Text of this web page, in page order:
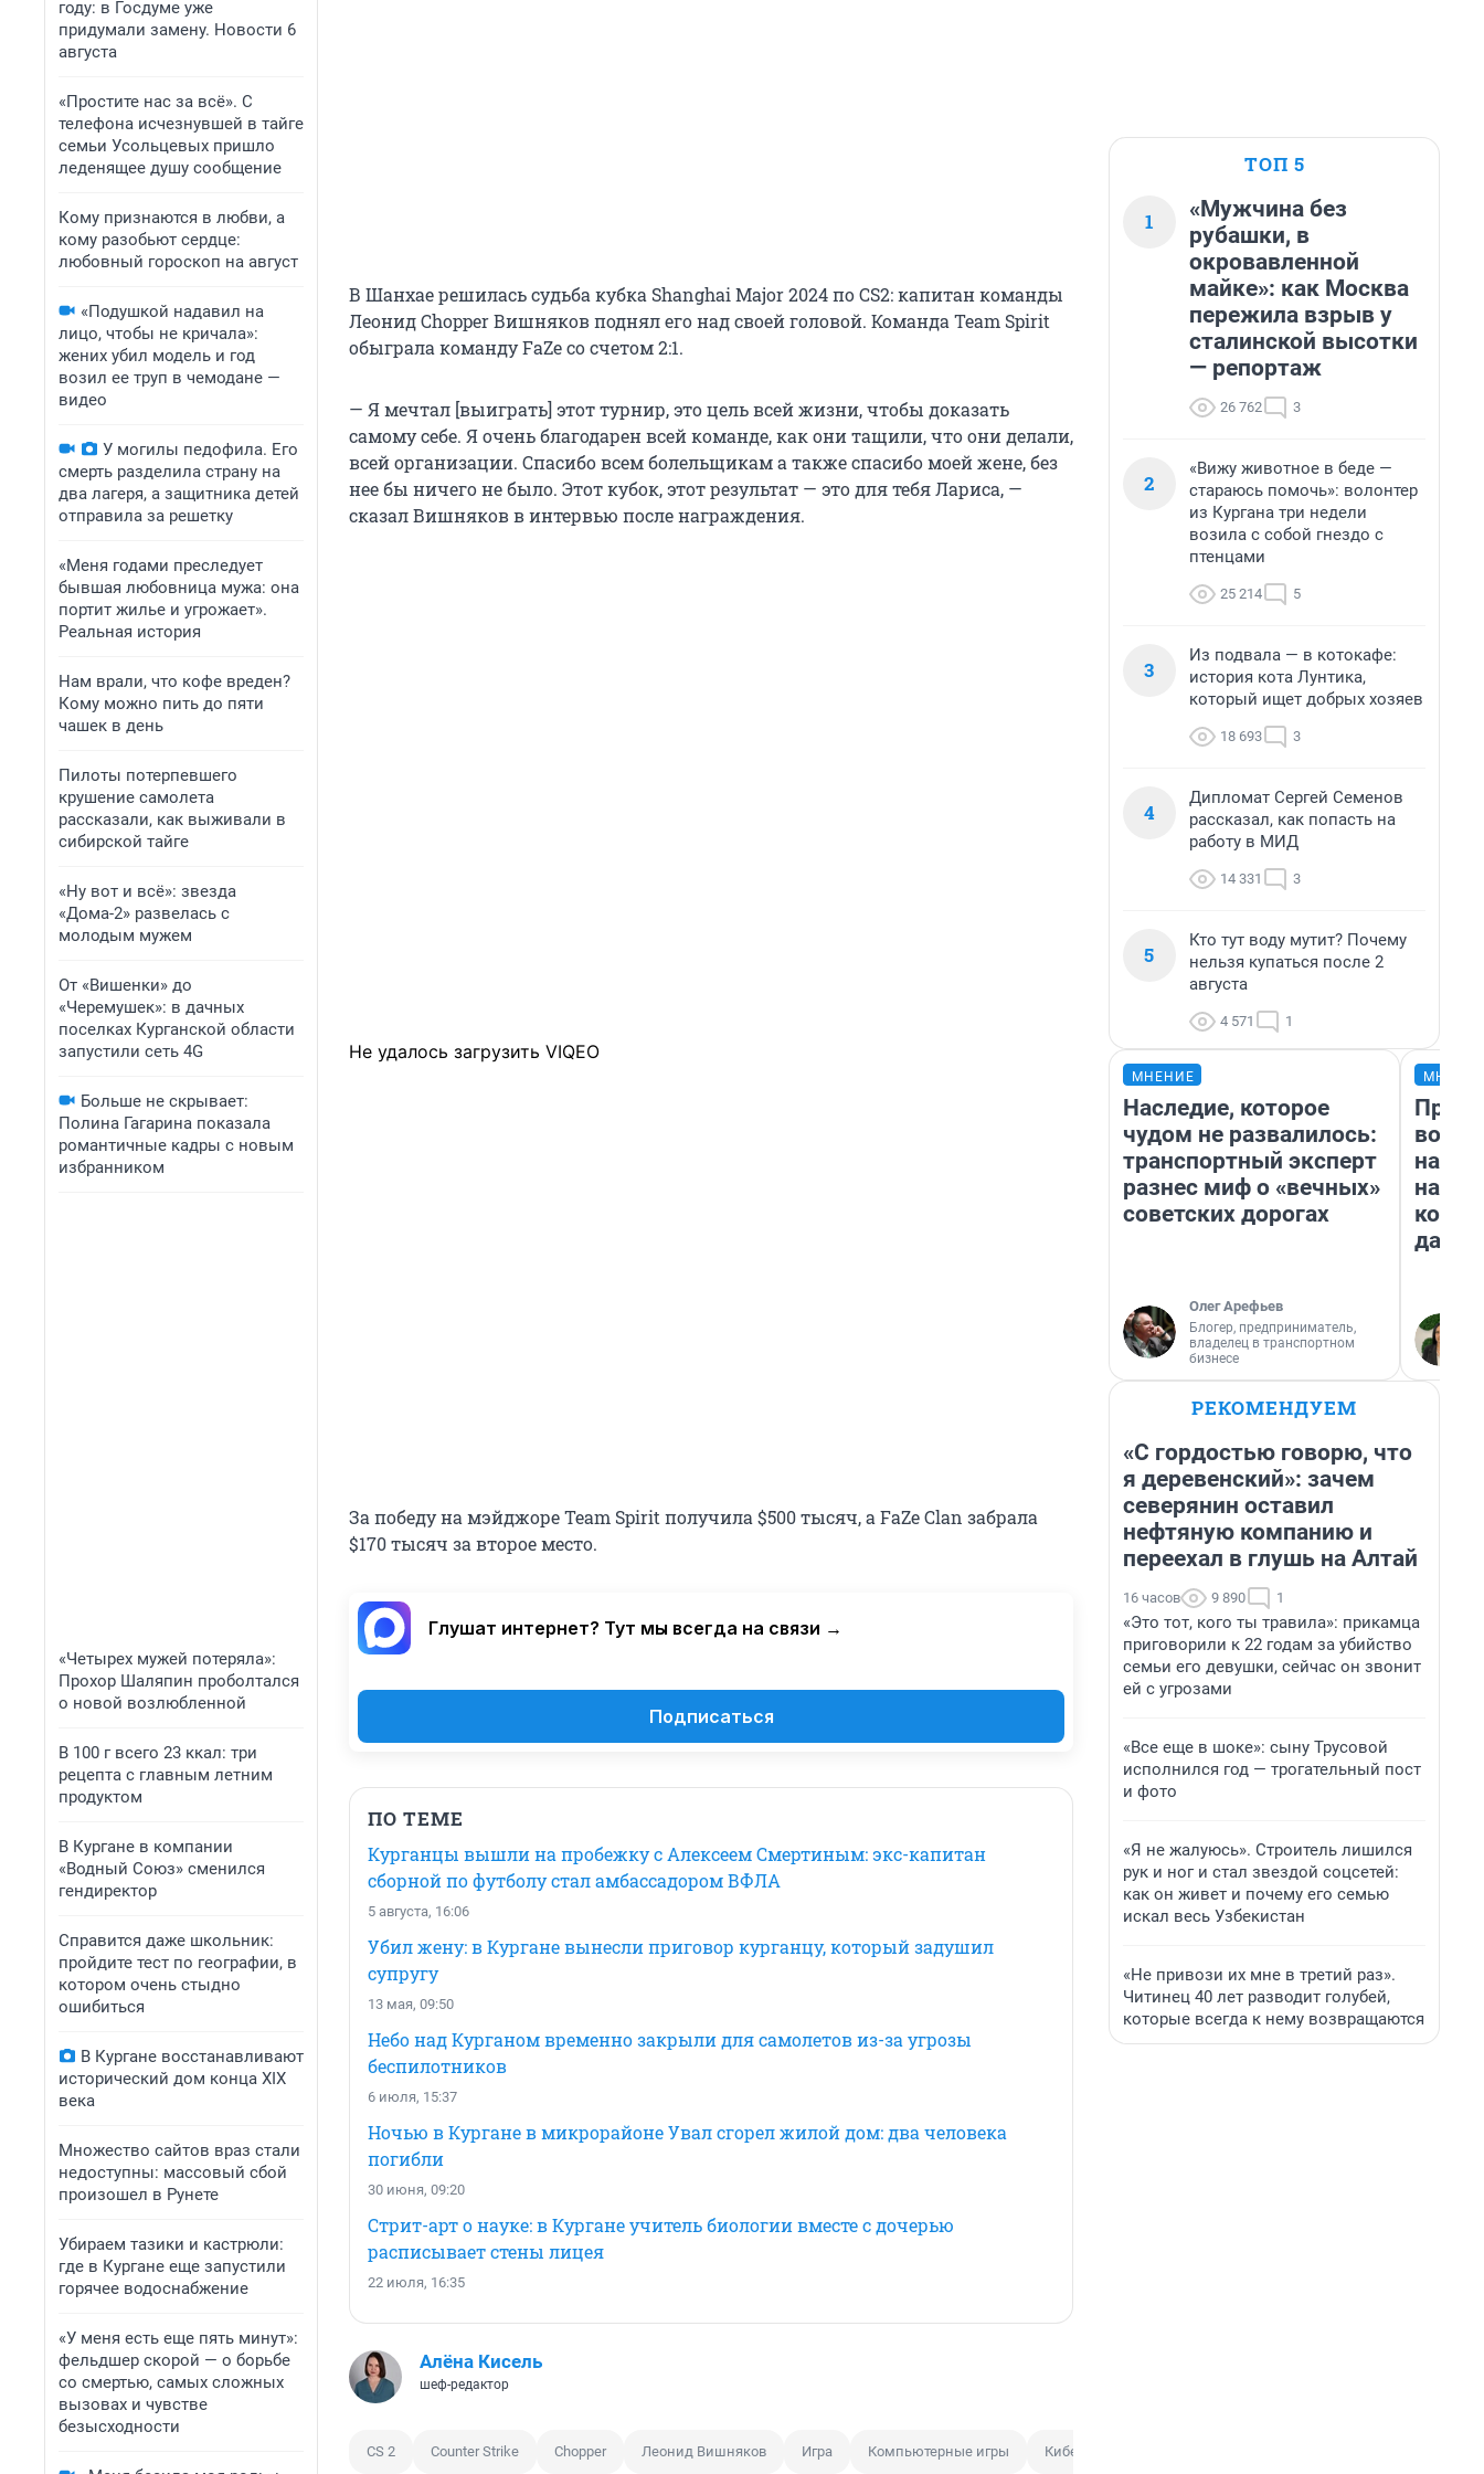
году: в Госдуме уже
придумали замену. Новости 6
августа
«Простите нас за всё». С
телефона исчезнувшей в тайге
семьи Усольцевых пришло
леденящее душу сообщение
Кому признаются в любви, а
кому разобьют сердце:
любовный гороскоп на август
«Подушкой надавил на
лицо, чтобы не кричала»:
жених убил модель и год
возил ее труп в чемодане —
видео
У могилы педофила. Его
смерть разделила страну на
два лагеря, а защитника детей
отправила за решетку
«Меня годами преследует
бывшая любовница мужа: она
портит жилье и угрожает».
Реальная история
Нам врали, что кофе вреден?
Кому можно пить до пяти
чашек в день
Пилоты потерпевшего
крушение самолета
рассказали, как выживали в
сибирской тайге
«Ну вот и всё»: звезда
«Дома-2» развелась с
молодым мужем
От «Вишенки» до
«Черемушек»: в дачных
поселках Курганской области
запустили сеть 4G
Больше не скрывает:
Полина Гагарина показала
романтичные кадры с новым
избранником
«Четырех мужей потеряла»:
Прохор Шаляпин проболтался
о новой возлюбленной
В 100 г всего 23 ккал: три
рецепта с главным летним
продуктом
В Кургане в компании
«Водный Союз» сменился
гендиректор
Справится даже школьник:
пройдите тест по географии, в
котором очень стыдно
ошибиться
В Кургане восстанавливают
исторический дом конца XIX
века
Множество сайтов враз стали
недоступны: массовый сбой
произошел в Рунете
Убираем тазики и кастрюли:
где в Кургане еще запустили
горячее водоснабжение
«У меня есть еще пять минут»:
фельдшер скорой — о борьбе
со смертью, самых сложных
вызовах и чувстве
безысходности
В Шанхае решилась судьба кубка Shanghai Major 2024 по CS2: капитан команды
Леонид Chopper Вишняков поднял его над своей головой. Команда Team Spirit
обыграла команду FaZe со счетом 2:1.
— Я мечтал [выиграть] этот турнир, это цель всей жизни, чтобы доказать
самому себе. Я очень благодарен всей команде, как они тащили, что они делали,
всей организации. Спасибо всем болельщикам а также спасибо моей жене, без
нее бы ничего не было. Этот кубок, этот результат — это для тебя Лариса, —
сказал Вишняков в интервью после награждения.
Не удалось загрузить VIQEO
За победу на мэйджоре Team Spirit получила $500 тысяч, а FaZe Clan забрала
$170 тысяч за второе место.
Глушат интернет? Тут мы всегда на связи →
Подписаться
ПО ТЕМЕ
Курганцы вышли на пробежку с Алексеем Смертиным: экс-капитан
сборной по футболу стал амбассадором ВФЛА
5 августа, 16:06
Убил жену: в Кургане вынесли приговор курганцу, который задушил
супругу
13 мая, 09:50
Небо над Курганом временно закрыли для самолетов из-за угрозы
беспилотников
6 июля, 15:37
Ночью в Кургане в микрорайоне Увал сгорел жилой дом: два человека
погибли
30 июня, 09:20
Стрит-арт о науке: в Кургане учитель биологии вместе с дочерью
расписывает стены лицея
22 июля, 16:35
Алёна Кисель
шеф-редактор
CS 2 Counter Strike Chopper Леонид Вишняков Игра Компьютерные игры Киберспорт
ТОП 5
1
«Мужчина без
рубашки, в
окровавленной
майке»: как Москва
пережила взрыв у
сталинской высотки
— репортаж
26 762 3
2
«Вижу животное в беде —
стараюсь помочь»: волонтер
из Кургана три недели
возила с собой гнездо с
птенцами
25 214 5
3
Из подвала — в котокафе:
история кота Лунтика,
который ищет добрых хозяев
18 693 3
4
Дипломат Сергей Семенов
рассказал, как попасть на
работу в МИД
14 331 3
5
Кто тут воду мутит? Почему
нельзя купаться после 2
августа
4 571 1
МНЕНИЕ
Наследие, которое
чудом не развалилось:
транспортный эксперт
разнес миф о «вечных»
советских дорогах
Олег Арефьев
Блогер, предприниматель,
владелец в транспортном
бизнесе
нам
даже
РЕКОМЕНДУЕМ
«С гордостью говорю, что
я деревенский»: зачем
северянин оставил
нефтяную компанию и
переехал в глушь на Алтай
16 часов 9 890 1
«Это тот, кого ты травила»: прикамца
приговорили к 22 годам за убийство
семьи его девушки, сейчас он звонит
ей с угрозами
«Все еще в шоке»: сыну Трусовой
исполнился год — трогательный пост
и фото
«Я не жалуюсь». Строитель лишился
рук и ног и стал звездой соцсетей:
как он живет и почему его семью
искал весь Узбекистан
«Не привози их мне в третий раз».
Читинец 40 лет разводит голубей,
которые всегда к нему возвращаются